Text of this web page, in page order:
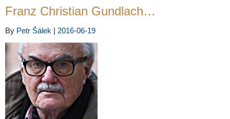
Franz Christian Gundlach…
By Petr Šálek | 2016-06-19